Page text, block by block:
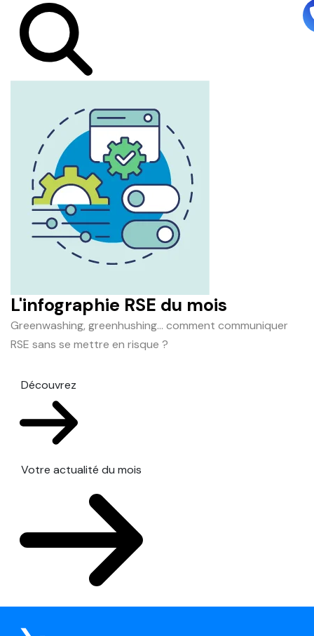
L'infographie RSE du mois
Greenwashing, greenhushing… comment communiquer
RSE sans se mettre en risque ?
Découvrez
Votre actualité du mois